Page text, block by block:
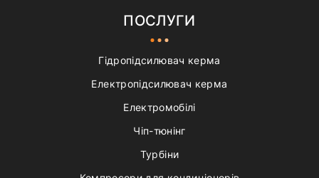
ПОСЛУГИ
Гідропідсилювач керма
Електропідсилювач керма
Електромобілі
Чіп-тюнінг
Турбіни